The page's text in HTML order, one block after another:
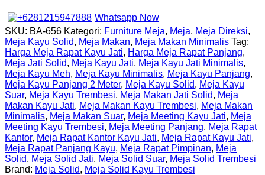
Whatsapp Now
SKU: BA-656 Kategori: Furniture Meja, Meja, Meja Direksi,
Meja Kayu Solid, Meja Makan, Meja Makan Minimalis Tag:
Harga Meja Rapat Kayu Jati, Harga Meja Rapat Panjang,
Meja Jati Solid, Meja Kayu Jati, Meja Kayu Jati Minimalis,
Meja Kayu Meh, Meja Kayu Minimalis, Meja Kayu Panjang,
Meja Kayu Panjang 2 Meter, Meja Kayu Solid, Meja Kayu
Suar, Meja Kayu Trembesi, Meja Makan Jati Solid, Meja
Makan Kayu Jati, Meja Makan Kayu Trembesi, Meja Makan
Minimalis, Meja Makan Suar, Meja Meeting Kayu Jati, Meja
Meeting Kayu Trembesi, Meja Meeting Panjang, Meja Rapat
Kantor, Meja Rapat Kantor Kayu Jati, Meja Rapat Kayu Jati,
Meja Rapat Panjang Kayu, Meja Rapat Pimpinan, Meja
Solid, Meja Solid Jati, Meja Solid Suar, Meja Solid Trembesi
Brand: Meja Solid, Meja Solid Kayu Trembesi